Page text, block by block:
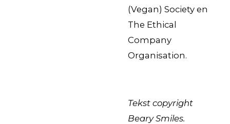
(Vegan) Society en
The Ethical
Company
Organisation.
Tekst copyright
Beary Smiles.